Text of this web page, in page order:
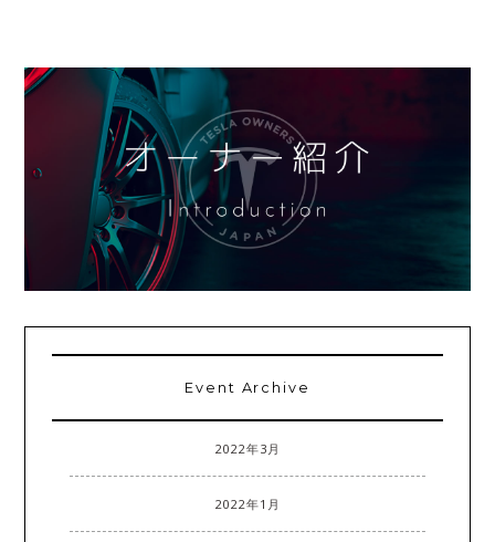
Event Archive
2022年3月
2022年1月